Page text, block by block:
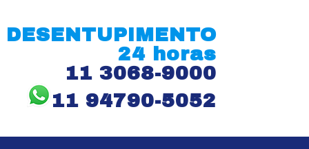
DESENTUPIMENTO
24 horas
11 3068-9000
11 94790-5052